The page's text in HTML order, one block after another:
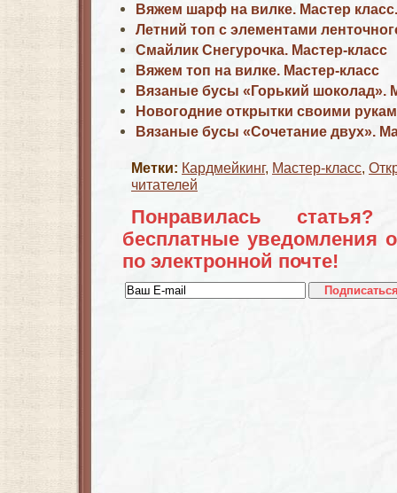
Вяжем шарф на вилке. Мастер класс.
Летний топ с элементами
Смайлик Снегурочка. Мастер-класс
Вяжем топ на вилке. Мастер-класс
Вязаные бусы «Горький шоколад».
Новогодние открытки своими
Вязаные бусы «Сочетание двух».
Метки: Кардмейкинг, Мастер-класс,
читателей
Понравилась
бесплатные уведомления
по электронной почте!